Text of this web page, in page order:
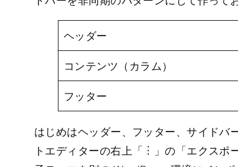
ヘッダー
コンテンツ（カラム）
フッター
はじめはヘッダー、フッター、サイドバ
トエディターの右上「︙」の「エクス